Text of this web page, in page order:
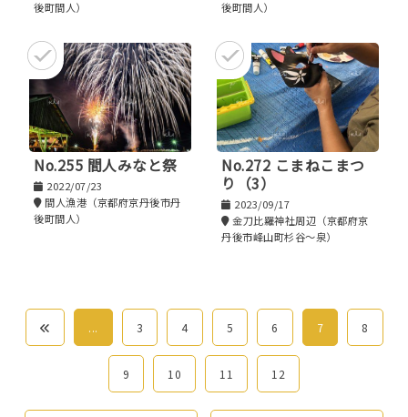
後町間人） 後町間人）
No.255 間人みなと祭
2022/07/23
間人漁港（京都府京丹後市丹
後町間人）
No.272 こまねこまつ
り（3）
2023/09/17
金刀比羅神社周辺（京都府京
丹後市峰山町杉谷～泉）
... 3 4 5 6 7 8
9 10 11 12